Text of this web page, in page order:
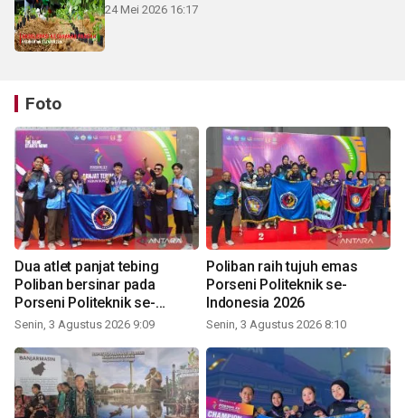
24 Mei 2026 16:17
Foto
Dua atlet panjat tebing
Poliban bersinar pada
Porseni Politeknik se-
Indonesia 2026
Senin, 3 Agustus 2026 9:09
Poliban raih tujuh emas
Porseni Politeknik se-
Indonesia 2026
Senin, 3 Agustus 2026 8:10